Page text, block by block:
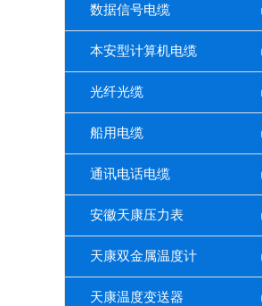
数据信号电缆
本安型计算机电缆
光纤光缆
船用电缆
通讯电话电缆
安徽天康压力表
天康双金属温度计
天康温度变送器